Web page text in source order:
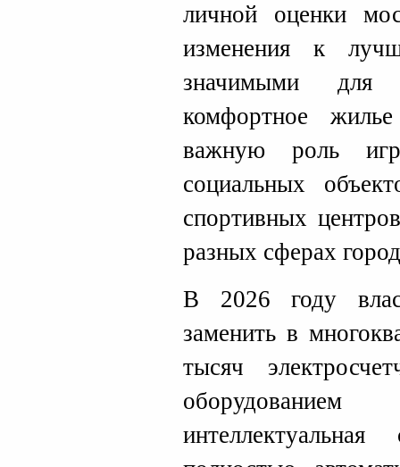
личной оценки
изменения к
значимыми для
комфортное
важную роль
социальных
спортивных
разных сферах
В 2026 году
заменить в
тысяч